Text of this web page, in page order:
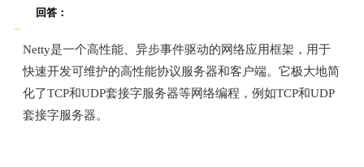
回答：
Netty是一个高性能、异步事件驱动的网络应用框架，用于
快速开发可维护的高性能协议服务器和客户端。它极大地简
化了TCP和UDP套接字服务器等网络编程，例如TCP和UDP
套接字服务器。